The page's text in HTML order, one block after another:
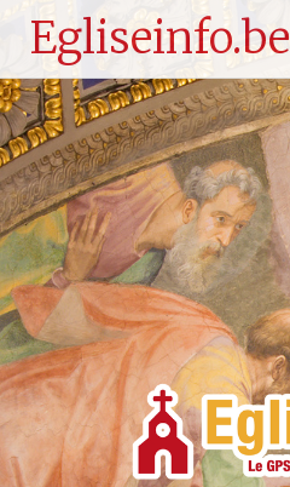
Egliseinfo.be